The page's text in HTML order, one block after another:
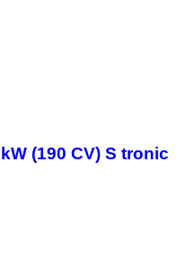
(190 CV) S tronic